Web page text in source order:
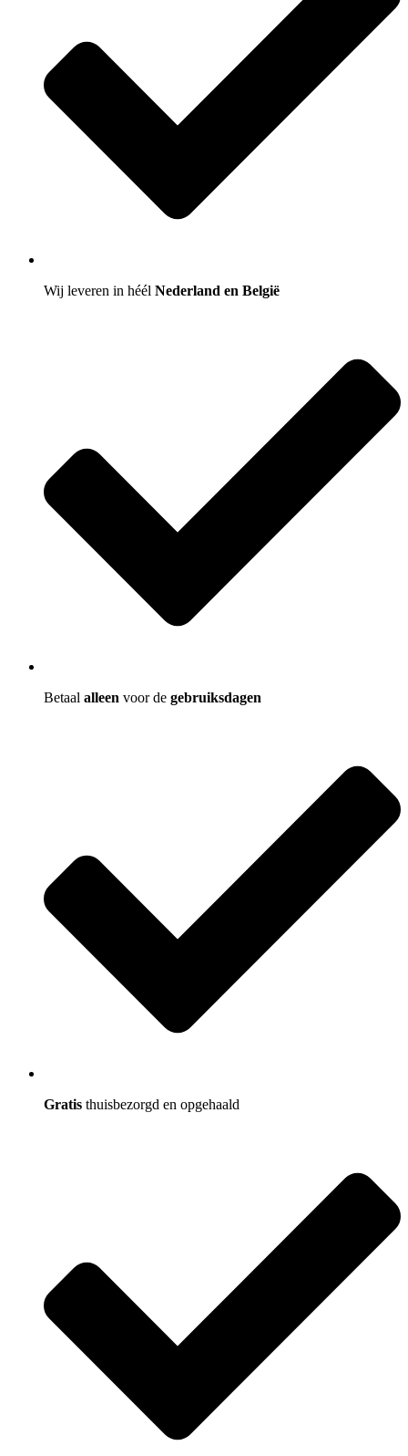
Wij leveren in héél Nederland en België
Betaal alleen voor de gebruiksdagen
Gratis thuisbezorgd en opgehaald